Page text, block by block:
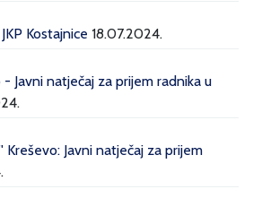
Kostajnice 18.07.2024.
Javni natječaj za prijem radnika u
Kreševo: Javni natječaj za prijem